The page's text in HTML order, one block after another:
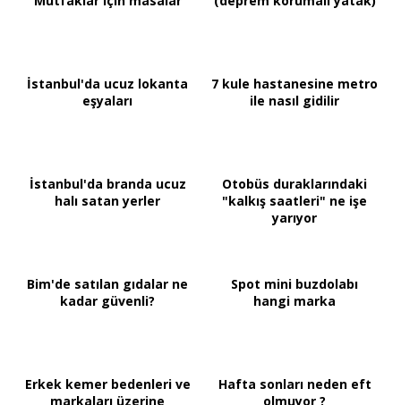
İstanbul'da ucuz lokanta
eşyaları
7 kule hastanesine metro
ile nasıl gidilir
İstanbul'da branda ucuz
halı satan yerler
Otobüs duraklarındaki
"kalkış saatleri" ne işe
yarıyor
Bim'de satılan gıdalar ne
kadar güvenli?
Spot mini buzdolabı
hangi marka
Erkek kemer bedenleri ve
markaları üzerine
Hafta sonları neden eft
olmuyor ?